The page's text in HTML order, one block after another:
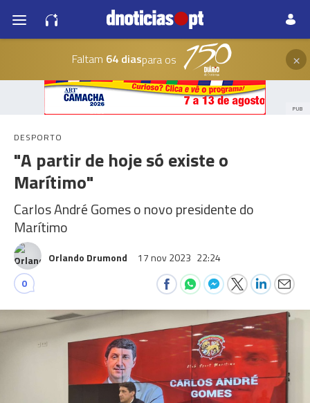
Faltam 64 diaspara os ×
PUB
DESPORTO
"A partir de hoje só existe o
Marítimo"
Carlos André Gomes o novo presidente do
Marítimo
Orlando Drumond 17 nov 2023 22:24
0